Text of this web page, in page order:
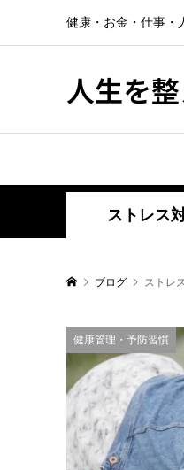
健康・お金・仕事・
人生を
ストレス
ブログ ストレ
健康管理・予防習慣